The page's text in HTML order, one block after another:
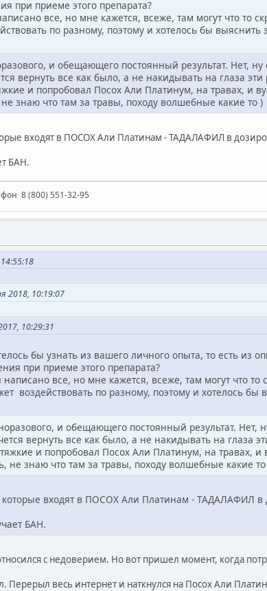
при приеме этого препарата?
все, но мне кажется, всеже, там могут что то
по разному, поэтому и хотелось бы выяснить
и обещающего постоянный результат. Нет,
вернуть все как было, а не накидывать на глаза
и попробовал Посох Али Платинум, на травах, и
знаю что там за травы, походу волшебные какие то )
входят в ПОСОХ Али Платинам - ТАДАЛАФИЛ в
БАН.
8 (800) 551-32-95
2018, 10:19:07
10:29:31
бы узнать из вашего личного опыта, то есть из
при приеме этого препарата?
все, но мне кажется, всеже, там могут что
воздействовать по разному, поэтому и хотелось бы
и обещающего постоянный результат. Нет,
вернуть все как было, а не накидывать на глаза
и попробовал Посох Али Платинум, на травах, и
не знаю что там за травы, походу волшебные какие
входят в ПОСОХ Али Платинам - ТАДАЛАФИЛ в
БАН.
с недоверием. Но вот пришел момент, когда
весь интернет и наткнулся на Посох Али